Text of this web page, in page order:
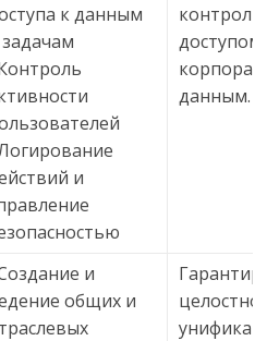
к данным
и
контроль
доступом
данным.
и
общих и